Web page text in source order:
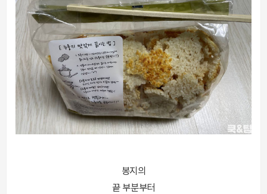
봉지의
끝 부분부터